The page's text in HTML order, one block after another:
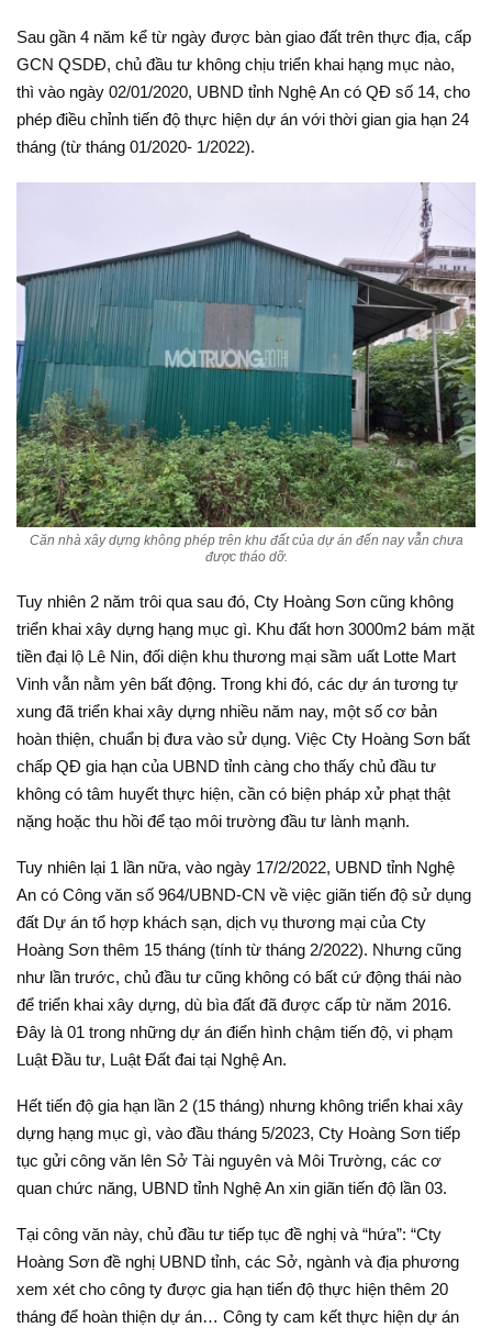
Sau gần 4 năm kể từ ngày được bàn giao đất trên thực địa, cấp
GCN QSDĐ, chủ đầu tư không chịu triển khai hạng mục nào,
thì vào ngày 02/01/2020, UBND tỉnh Nghệ An có QĐ số 14, cho
phép điều chỉnh tiến độ thực hiện dự án với thời gian gia hạn 24
tháng (từ tháng 01/2020- 1/2022).
Căn nhà xây dựng không phép trên khu đất của dự án đến nay vẫn chưa
được tháo dỡ.
Tuy nhiên 2 năm trôi qua sau đó, Cty Hoàng Sơn cũng không
triển khai xây dựng hạng mục gì. Khu đất hơn 3000m2 bám mặt
tiền đại lộ Lê Nin, đối diện khu thương mại sầm uất Lotte Mart
Vinh vẫn nằm yên bất động. Trong khi đó, các dự án tương tự
xung đã triển khai xây dựng nhiều năm nay, một số cơ bản
hoàn thiện, chuẩn bị đưa vào sử dụng. Việc Cty Hoàng Sơn bất
chấp QĐ gia hạn của UBND tỉnh càng cho thấy chủ đầu tư
không có tâm huyết thực hiện, cần có biện pháp xử phạt thật
nặng hoặc thu hồi để tạo môi trường đầu tư lành mạnh.
Tuy nhiên lại 1 lần nữa, vào ngày 17/2/2022, UBND tỉnh Nghệ
An có Công văn số 964/UBND-CN về việc giãn tiến độ sử dụng
đất Dự án tổ hợp khách sạn, dịch vụ thương mại của Cty
Hoàng Sơn thêm 15 tháng (tính từ tháng 2/2022). Nhưng cũng
như lần trước, chủ đầu tư cũng không có bất cứ động thái nào
để triển khai xây dựng, dù bìa đất đã được cấp từ năm 2016.
Đây là 01 trong những dự án điển hình chậm tiến độ, vi phạm
Luật Đầu tư, Luật Đất đai tại Nghệ An.
Hết tiến độ gia hạn lần 2 (15 tháng) nhưng không triển khai xây
dựng hạng mục gì, vào đầu tháng 5/2023, Cty Hoàng Sơn tiếp
tục gửi công văn lên Sở Tài nguyên và Môi Trường, các cơ
quan chức năng, UBND tỉnh Nghệ An xin giãn tiến độ lần 03.
Tại công văn này, chủ đầu tư tiếp tục đề nghị và “hứa”: “Cty
Hoàng Sơn đề nghị UBND tỉnh, các Sở, ngành và địa phương
xem xét cho công ty được gia hạn tiến độ thực hiện thêm 20
tháng để hoàn thiện dự án… Công ty cam kết thực hiện dự án